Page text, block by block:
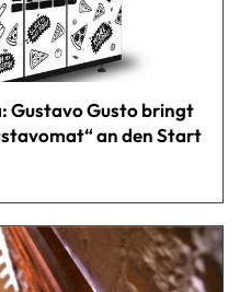
Gustavo Gusto bringt
an den Start